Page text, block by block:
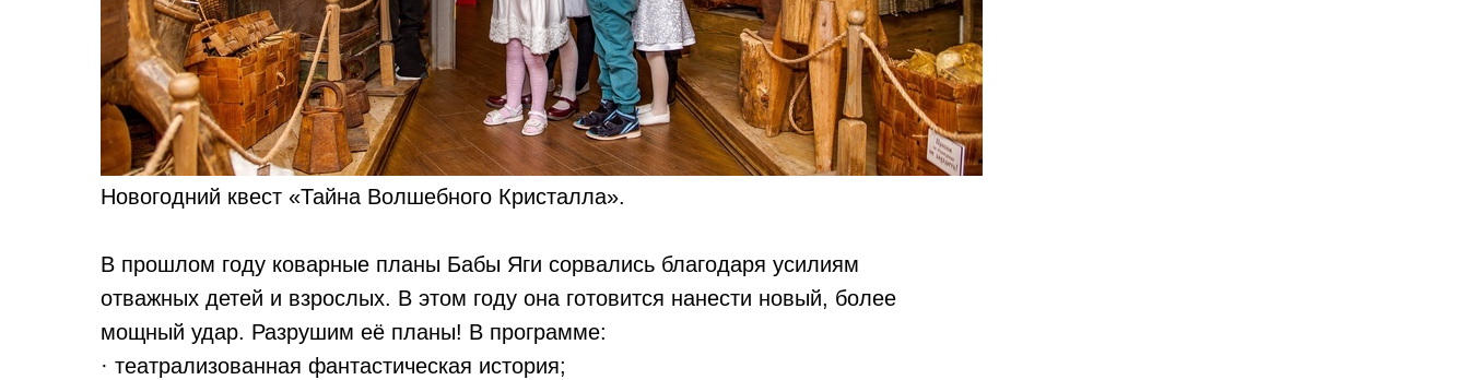
Новогодний квест «Тайна Волшебного Кристалла».
В прошлом году коварные планы Бабы Яги сорвались благодаря усилиям
отважных детей и взрослых. В этом году она готовится нанести новый, более
мощный удар. Разрушим её планы! В программе:
· театрализованная фантастическая история;